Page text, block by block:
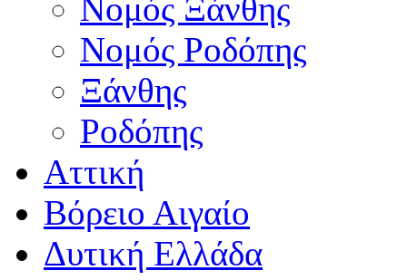
Νομός Ξάνθης
Νομός Ροδόπης
Ξάνθης
Ροδόπης
Αττική
Βόρειο Αιγαίο
Δυτική Ελλάδα